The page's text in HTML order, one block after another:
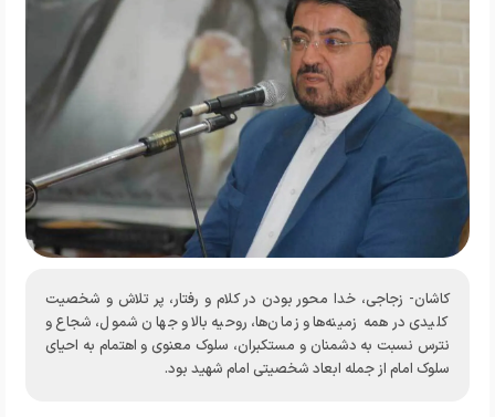
کاشان- زجاجی، خدا محور بودن در کلام و رفتار، پر تلاش و شخصیت
کلیدی در همه زمینه‌ها و زمان‌ها، روحیه بالا و جهان شمول، شجاع و
نترس نسبت به دشمنان و مستکبران، سلوک معنوی و اهتمام به احیای
سلوک امام از جمله ابعاد شخصیتی امام شهید بود.